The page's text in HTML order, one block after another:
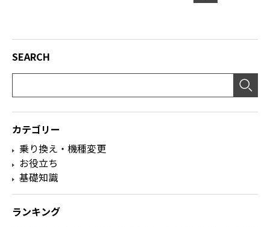
SEARCH
カテゴリー
乗り換え・機種変更
お役立ち
基礎知識
ランキング